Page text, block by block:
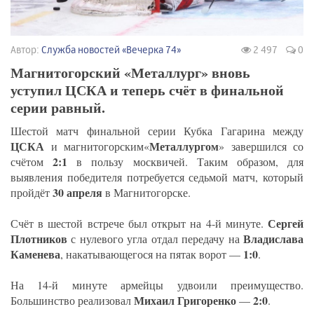
Автор: Служба новостей «Вечерка 74» 2 497 0
Магнитогорский «Металлург» вновь
уступил ЦСКА и теперь счёт в финальной
серии равный.
Шестой матч финальной серии Кубка Гагарина между
ЦСКА и магнитогорским«Металлургом» завершился со
счётом2:1 в пользу москвичей. Таким образом, для
выявления победителя потребуется седьмой матч, который
пройдёт30 апреляв Магнитогорске.
Счёт в шестой встрече был открыт на 4-й минуте. Сергей
Плотников с нулевого угла отдал передачу на Владислава
Каменева, накатывающегося на пятак ворот — 1:0.
На 14-й минуте армейцы удвоили преимущество.
Большинство реализовалМихаил Григоренко—2:0.